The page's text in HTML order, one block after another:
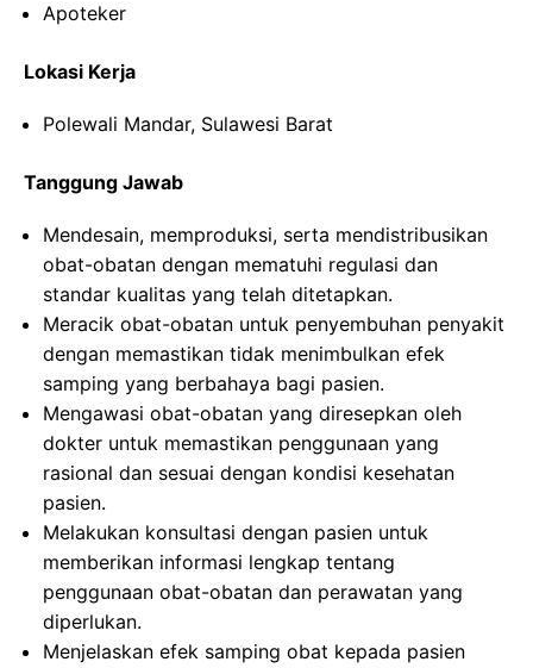
Apoteker
Lokasi Kerja
Polewali Mandar, Sulawesi Barat
Tanggung Jawab
Mendesain, memproduksi, serta mendistribusikan
obat-obatan dengan mematuhi regulasi dan
standar kualitas yang telah ditetapkan.
Meracik obat-obatan untuk penyembuhan penyakit
dengan memastikan tidak menimbulkan efek
samping yang berbahaya bagi pasien.
Mengawasi obat-obatan yang diresepkan oleh
dokter untuk memastikan penggunaan yang
rasional dan sesuai dengan kondisi kesehatan
pasien.
Melakukan konsultasi dengan pasien untuk
memberikan informasi lengkap tentang
penggunaan obat-obatan dan perawatan yang
diperlukan.
Menjelaskan efek samping obat kepada pasien